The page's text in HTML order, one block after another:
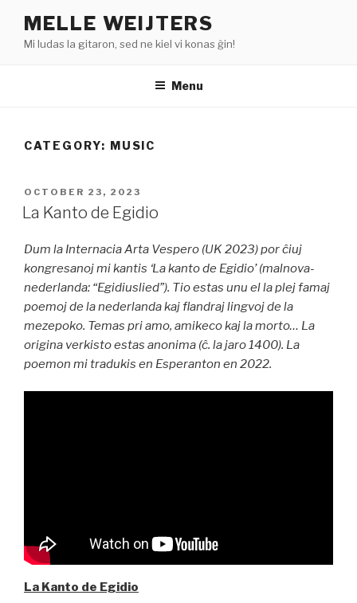
content
MELLE WEIJTERS
Mi ludas la gitaron, sed ne kiel vi konas ĝin!
Menu
CATEGORY: MUSIC
POSTED
ON
OCTOBER 23, 2023
La Kanto de Egidio
Dum la Internacia Arta Vespero (UK 2023) por ĉiuj
kongresanoj mi kantis ‘La kanto de Egidio’ (malnova-
nederlanda: “Egidiuslied”). Tio estas unu el la plej famaj
poemoj de la nederlanda kaj flandraj lingvoj de la
mezepoko. Temas pri amo, amikeco kaj la morto… La
origina verkisto estas anonima (ĉ. la jaro 1400). La
poemon mi tradukis en Esperanton en 2022.
La Kanto de Egidio